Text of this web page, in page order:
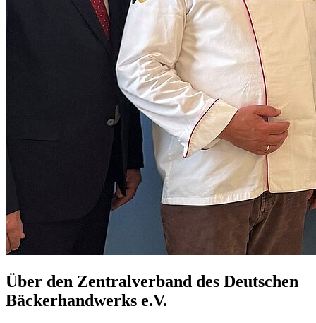
Über den Zentralverband des Deutschen
Bäckerhandwerks e.V.